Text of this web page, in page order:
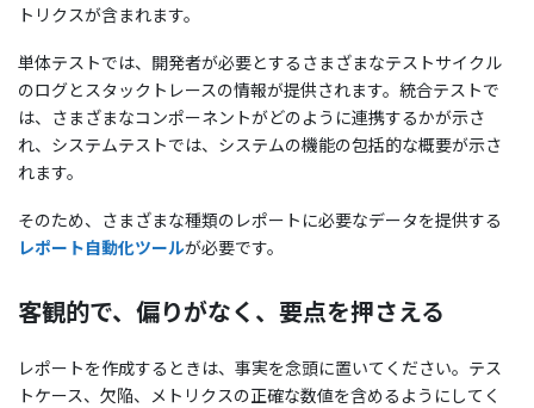
トリクスが含まれます。
単体テストでは、開発者が必要とするさまざまなテストサイクル
のログとスタックトレースの情報が提供されます。統合テストで
は、さまざまなコンポーネントがどのように連携するかが示さ
れ、システムテストでは、システムの機能の包括的な概要が示さ
れます。
そのため、さまざまな種類のレポートに必要なデータを提供する
レポート自動化ツールが必要です。
客観的で、偏りがなく、要点を押さえる
レポートを作成するときは、事実を念頭に置いてください。テス
トケース、欠陥、メトリクスの正確な数値を含めるようにしてく